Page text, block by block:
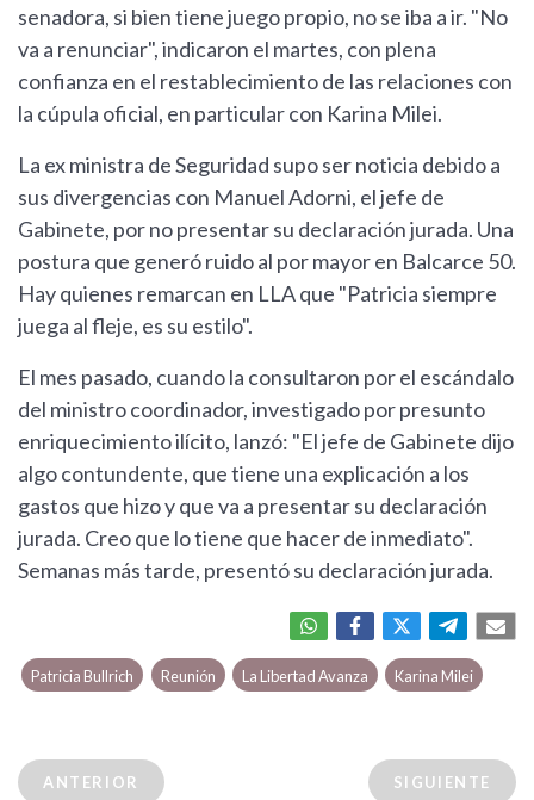
senadora, si bien tiene juego propio, no se iba a ir. "No
va a renunciar", indicaron el martes, con plena
confianza en el restablecimiento de las relaciones con
la cúpula oficial, en particular con Karina Milei.
La ex ministra de Seguridad supo ser noticia debido a
sus divergencias con Manuel Adorni, el jefe de
Gabinete, por no presentar su declaración jurada. Una
postura que generó ruido al por mayor en Balcarce 50.
Hay quienes remarcan en LLA que "Patricia siempre
juega al fleje, es su estilo".
El mes pasado, cuando la consultaron por el escándalo
del ministro coordinador, investigado por presunto
enriquecimiento ilícito, lanzó: "El jefe de Gabinete dijo
algo contundente, que tiene una explicación a los
gastos que hizo y que va a presentar su declaración
jurada. Creo que lo tiene que hacer de inmediato".
Semanas más tarde, presentó su declaración jurada.
Patricia Bullrich Reunión La Libertad Avanza Karina Milei
ANTERIOR SIGUIENTE